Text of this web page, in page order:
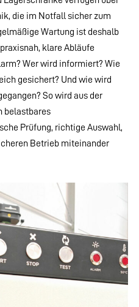
die im Notfall sicher zum
Wartung ist deshalb
klare Abläufe
Wer wird informiert? Wie
gesichert? Und wie wird
So wird aus der
belastbares
Prüfung, richtige Auswahl,
Betrieb miteinander